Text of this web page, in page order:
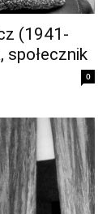
(1941-
społecznik
0